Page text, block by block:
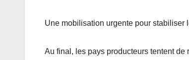
Une mobilisation urgente pour stabiliser
Au final, les pays producteurs tentent